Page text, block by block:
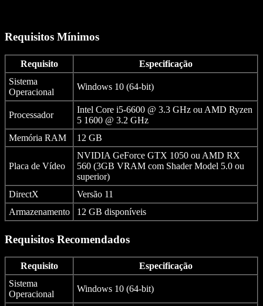
Requisitos Mínimos
Requisito
Especificação
Sistema
Operacional
Windows 10 (64-bit)
Processador
Intel Core i5-6600 @ 3.3 GHz ou AMD Ryzen
5 1600 @ 3.2 GHz
Memória RAM
12 GB
Placa de Vídeo
NVIDIA GeForce GTX 1050 ou AMD RX
560 (3GB VRAM com Shader Model 5.0 ou
superior)
DirectX
Versão 11
Armazenamento
12 GB disponíveis
Requisitos Recomendados
Requisito
Especificação
Sistema
Operacional
Windows 10 (64-bit)